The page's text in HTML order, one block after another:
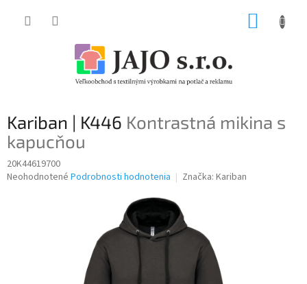
Kariban | K446 Kontrastná mikina s
kapucňou
20K44619700
Priemerné
Neohodnotené Podrobnosti hodnotenia Značka: Kariban